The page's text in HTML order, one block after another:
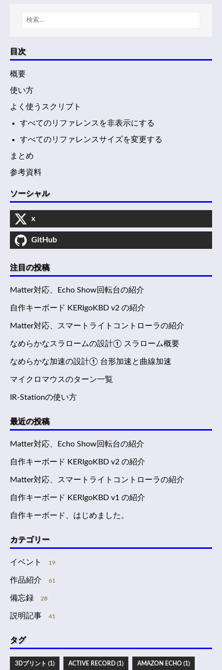
目次
概要
使い方
よく使うスクリプト
すべてのリファレンスを非表示にする
すべてのリファレンスサイズを変更する
まとめ
参考資料
ソーシャル
x
GitHub
注目の投稿
Matter対応、Echo Show回転台の紹介
自作キーボード KERIgoKBD v2 の紹介
Matter対応、スマートライトコントローラの紹介
なめらかなスラロームの設計① スラローム概要
なめらかな加速の設計① 台形加速と曲線加速
マイクロマウスのターン一覧
IR-Stationの使い方
最近の投稿
Matter対応、Echo Show回転台の紹介
自作キーボード KERIgoKBD v2 の紹介
Matter対応、スマートライトコントローラの紹介
自作キーボード KERIgoKBD v1 の紹介
自作キーボード、はじめました。
カテゴリー
イベント 19
作品紹介 61
備忘録 28
説明記事 41
タグ
3Dプリント (1) ACTIVE RECORD (1) AMAZON ECHO (1)